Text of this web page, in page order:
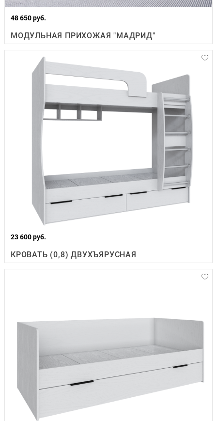
48 650 руб.
МОДУЛЬНАЯ ПРИХОЖАЯ "МАДРИД"
23 600 руб.
КРОВАТЬ (0,8) ДВУХЪЯРУСНАЯ